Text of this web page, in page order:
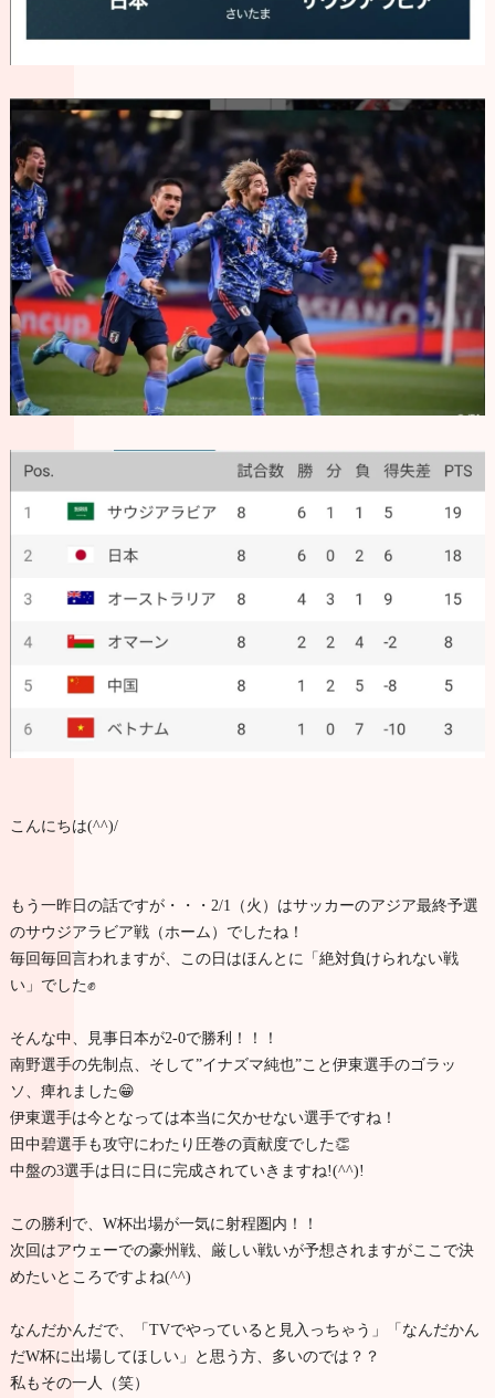
こんにちは(^^)/
もう一昨日の話ですが・・・2/1（火）はサッカーのアジア最終予選
のサウジアラビア戦（ホーム）でしたね！
毎回毎回言われますが、この日はほんとに「絶対負けられない戦
い」でした✊️
そんな中、見事日本が2-0で勝利！！！
南野選手の先制点、そして”イナズマ純也”こと伊東選手のゴラッ
ソ、痺れました😁
伊東選手は今となっては本当に欠かせない選手ですね！
田中碧選手も攻守にわたり圧巻の貢献度でした👏
中盤の3選手は日に日に完成されていきますね!(^^)!
この勝利で、W杯出場が一気に射程圏内！！
次回はアウェーでの豪州戦、厳しい戦いが予想されますがここで決
めたいところですよね(^^)
なんだかんだで、「TVでやっていると見入っちゃう」「なんだかん
だW杯に出場してほしい」と思う方、多いのでは？？
私もその一人（笑）